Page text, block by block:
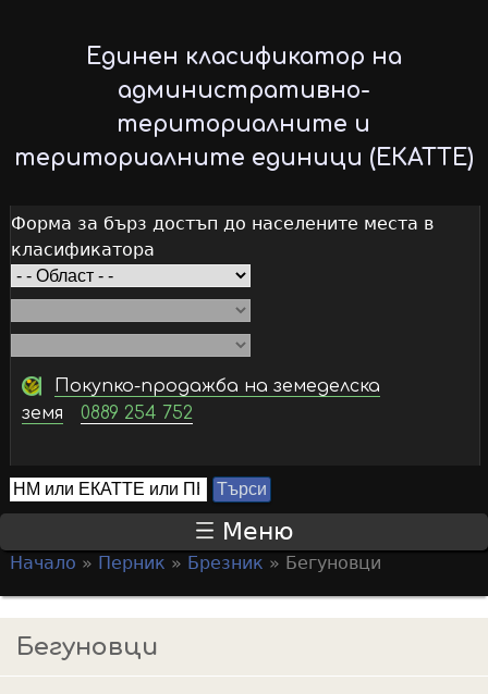
to
main
content
Единен класификатор на
административно-
териториалните и
териториалните единици (ЕКАТТЕ)
Форма за бърз достъп до населените места в
класификатора
Покупко-продажба на земеделска
земя
0889 254 752
S
e
r
c
h
Т
ъ
с
и
Меню
o
u
Начало » Перник » Брезник » Бегуновци
Бегуновци